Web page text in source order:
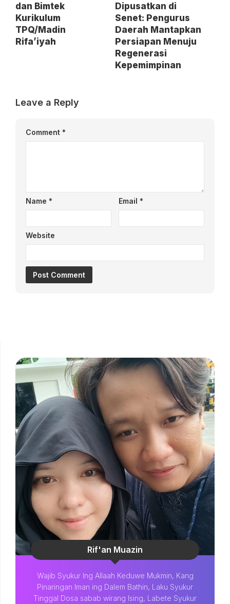
dan Bimtek
Kurikulum
TPQ/Madin
Rifa’iyah
Dipusatkan di
Senet: Pengurus
Daerah Mantapkan
Persiapan Menuju
Regenerasi
Kepemimpinan
Leave a Reply
Comment *
Name * Email *
Website
Rif'an Muazin
Wajib Syukur Ing Allaah Keduwe Mukmin, Kang
Pinaringan Iman ing Dalem Bathin, Laku Syukur
Tinggal Dosa sabab wirang Ising, Labete Syukur